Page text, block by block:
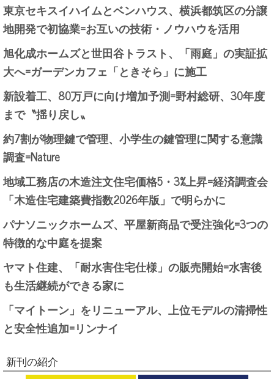
東京セキスイハイムとベンハウス、横浜都筑区の分譲
地開発で初協業=お互いの技術・ノウハウを活用
旭化成ホームズと世田谷トラスト、「雨庭」の実証拡
大へ=ガーデンカフェ「ときそら」に施工
新設着工、80万戸に向け増加予測=野村総研、30年度
まで〝揺り戻し〟
約7割が物理鍵で管理、小学生の鍵管理に関する意識
調査=Nature
地域工務店の木造注文住宅価格5・3%上昇=経済調査会
「木造住宅建築費指数2026年版」で明らかに
パナソニックホームズ、平屋新商品で受注強化=3つの
特徴的な中庭を提案
ヤマト住建、「耐水害住宅仕様」の販売開始=水害後
も生活継続ができる家に
「マイトーン」をリニューアル、上位モデルの清掃性
と安全性追加=リンナイ
新刊の紹介